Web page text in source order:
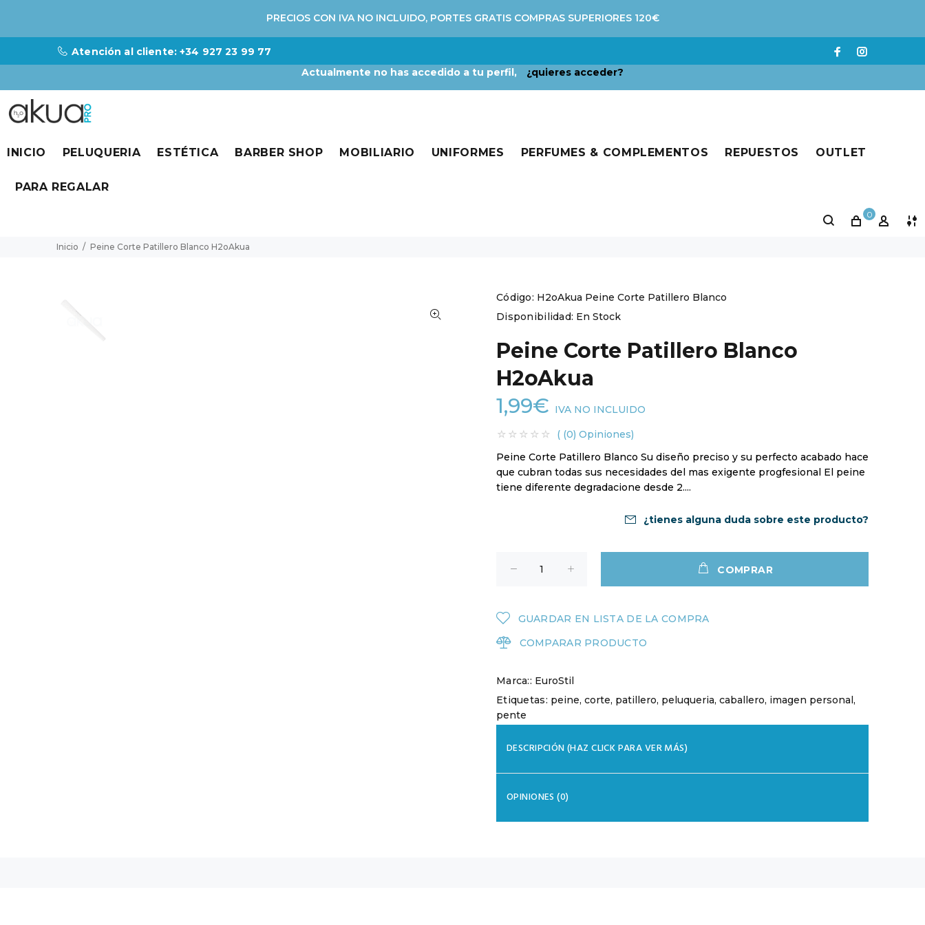
PRECIOS CON IVA NO INCLUIDO, PORTES GRATIS COMPRAS SUPERIORES 120€
Atención al cliente: +34 927 23 99 77
Actualmente no has accedido a tu perfil,
¿quieres acceder?
INICIO PELUQUERIA ESTÉTICA BARBER SHOP MOBILIARIO UNIFORMES PERFUMES & COMPLEMENTOS REPUESTOS OUTLET
PARA REGALAR
0
Inicio Peine Corte Patillero Blanco H2oAkua
Código: H2oAkua Peine Corte Patillero Blanco
Disponibilidad: En Stock
Peine Corte Patillero Blanco
H2oAkua
1,99€ IVA NO INCLUIDO
( (0) Opiniones)
Peine Corte Patillero Blanco Su diseño preciso y su perfecto acabado hace
que cubran todas sus necesidades del mas exigente progfesional El peine
tiene diferente degradacione desde 2....
¿tienes alguna duda sobre este producto?
COMPRAR
GUARDAR EN LISTA DE LA COMPRA
COMPARAR PRODUCTO
Marca:: EuroStil
Etiquetas: peine, corte, patillero, peluqueria, caballero, imagen personal,
pente
DESCRIPCIÓN (HAZ CLICK PARA VER MÁS)
OPINIONES (0)